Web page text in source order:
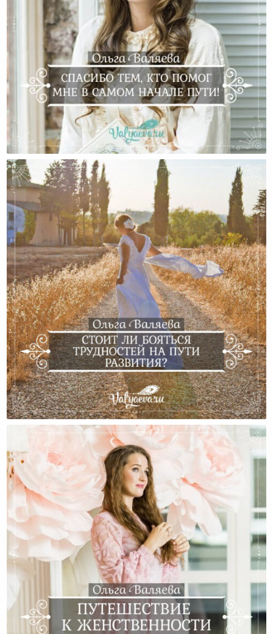
Спасибо Тем, Кто Помог Мне В Самом Начале Пути!
Стоит Ли Бояться Трудностей На Пути Развития?